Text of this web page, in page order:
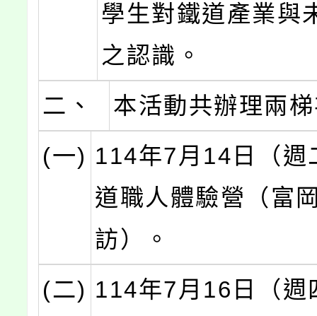
學生對鐵道產業與
之認識。
二、
本活動共辦理兩
(一) 114年7月14日（週
道職人體驗營（富
訪）。
(二) 114年7月16日（週